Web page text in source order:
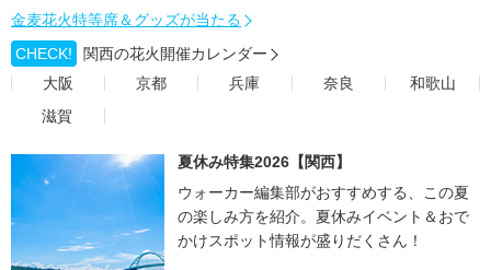
金麦花火特等席＆グッズが当たる
CHECK!
関西の花火開催カレンダー
大阪
京都 兵庫 奈良
和歌山
滋賀
夏休み特集2026【関西】
ウォーカー編集部がおすすめする、この夏
の楽しみ方を紹介。夏休みイベント＆おで
かけスポット情報が盛りだくさん！